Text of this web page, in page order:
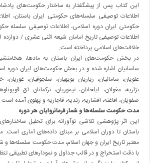
این کتاب پس از پیشگفتار به ساختار حکومت‌های
اطلاعات توصیفی سلسله‌های حکومتی ایران باستان،
حکومتی ایران دوره اسلامی، اطلاعات توصیفی سلسله
اطلاعات توصیفی تاریخ امامان شیعه اثنی عشری /
خلافت‌های اسلامی پرداخته است.
در بخش حکومت‌های ایران باستان به مادها،
ساسانیان اشاره شده و در بخش حکومت‌های ایران دوره
علویان، سامانیان، زیاریان بویهیان، سلجوقیان، غوریان،
نزاریه، مغولان، ایلخانان، تیموریان، ترکمانان آق
صفویان، افاغنه، افشاریه، زندیه، قاجاریه و پهلوی آمده است.
مدت حکومت سلسله‌ها و شمار فرمانروایان هر دوره
این اثر پژوهشی تلاشی نوآورانه برای تحلیل
باستان تا دوران اسلامی بر مبنای داده‌های آماری است.
معتبر تاریخ ایران و جهان اسلام، مدت حکومت سلسله‌ها و
با دقت استخراج و در قالب جداول و نمودارهای تطبیقی